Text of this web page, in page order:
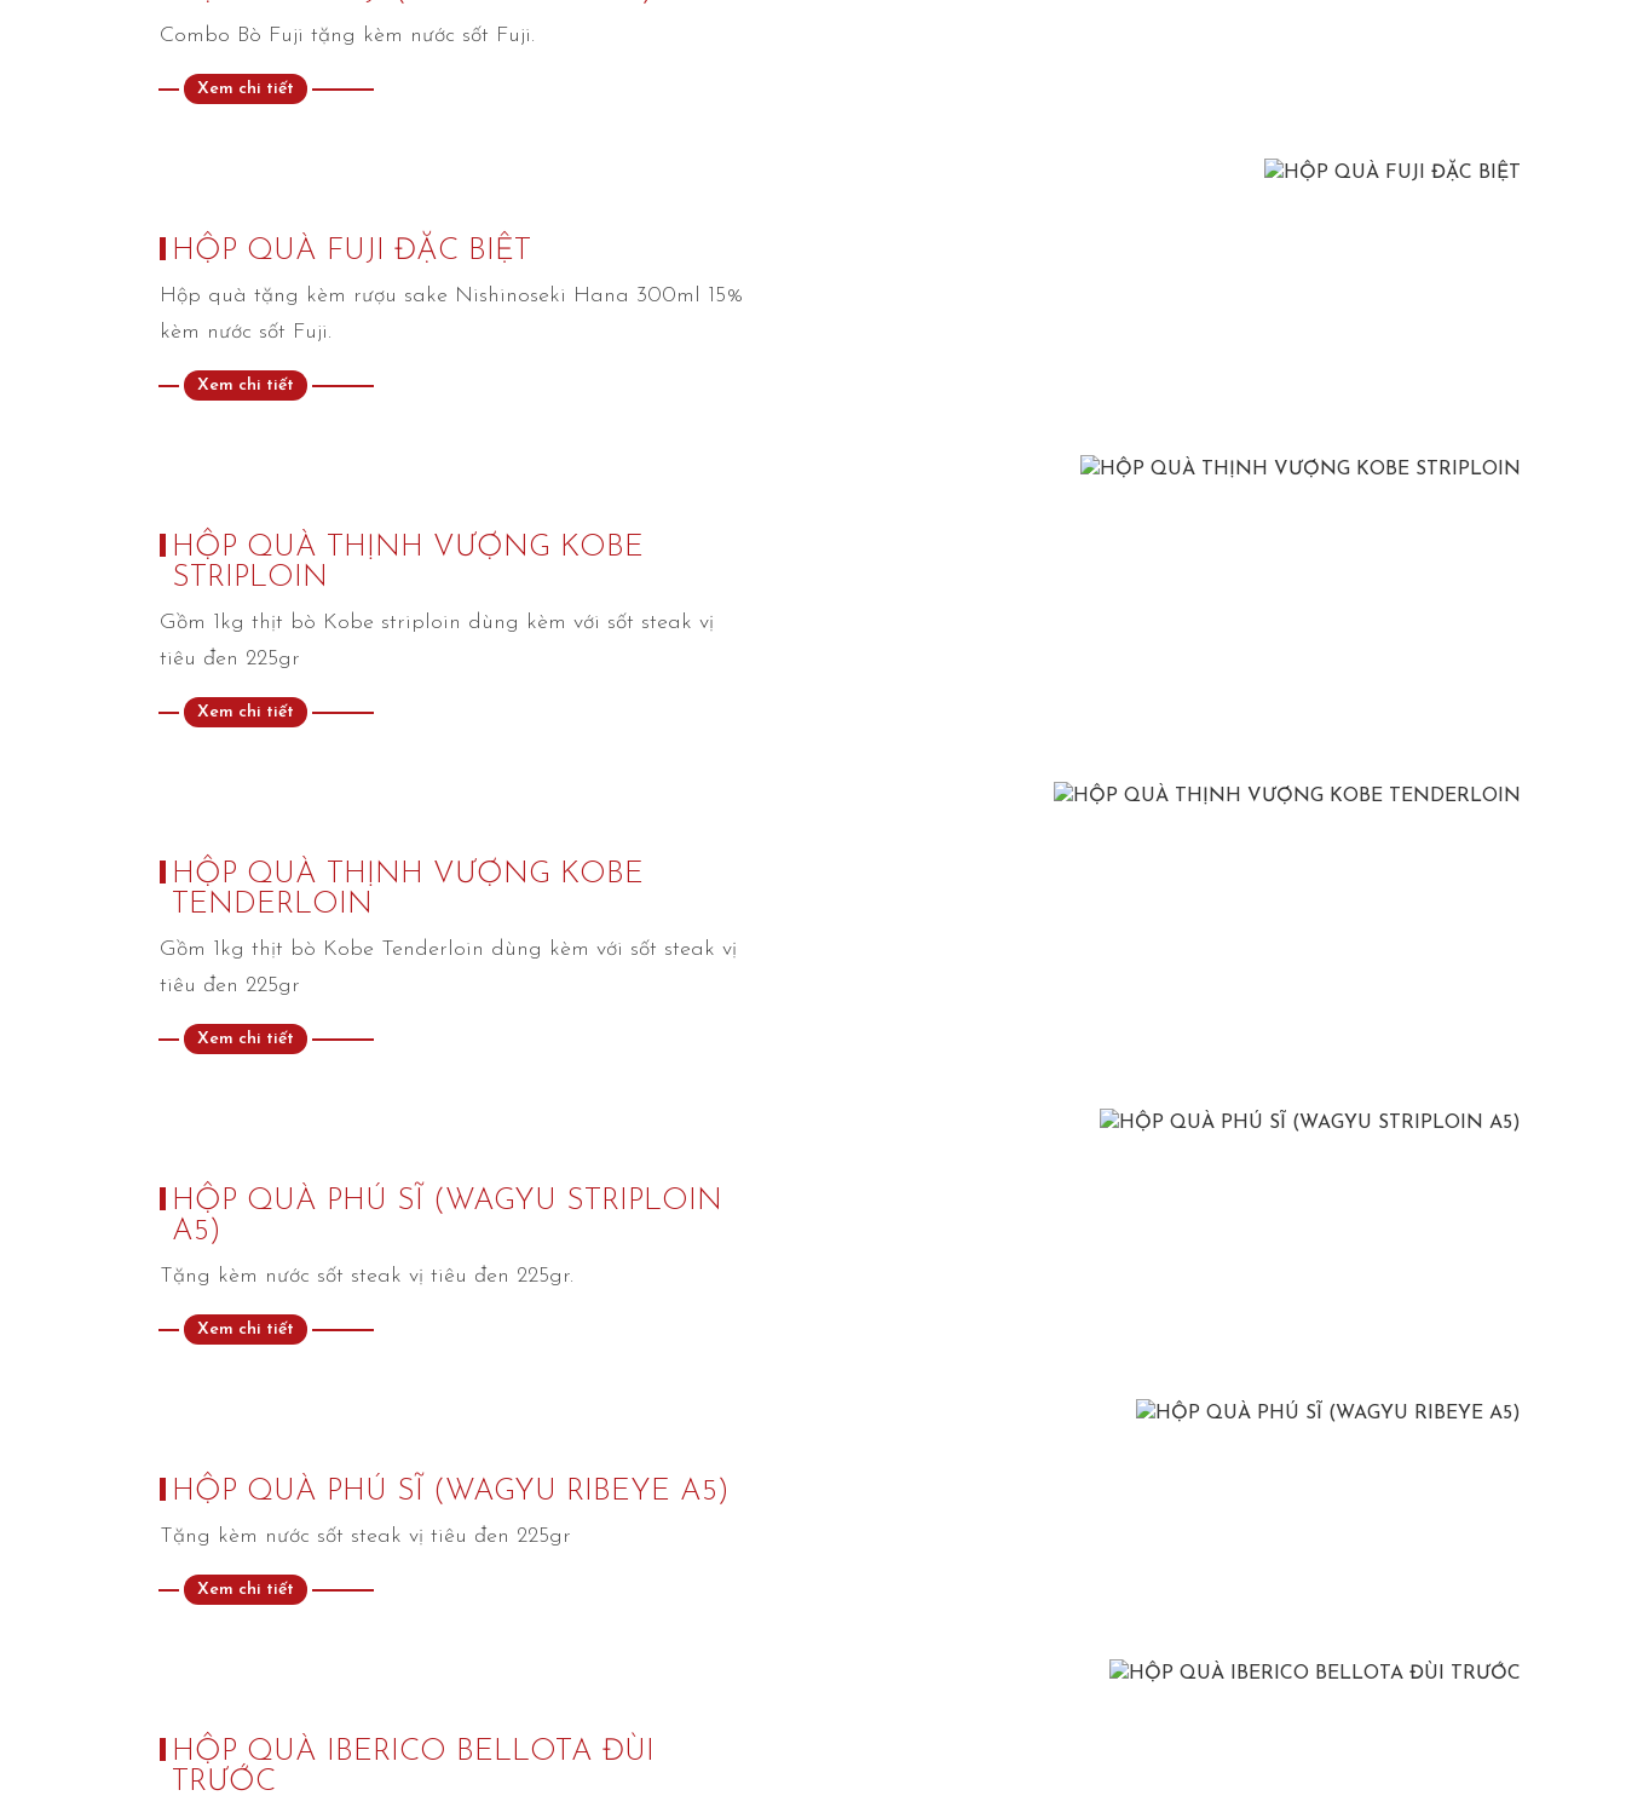
Combo Bò Fuji tặng kèm nước sốt Fuji.
Xem chi tiết
HỘP QUÀ FUJI ĐẶC BIỆT
Hộp quà tặng kèm rượu sake Nishinoseki Hana 300ml 15%
kèm nước sốt Fuji.
Xem chi tiết
HỘP QUÀ THỊNH VƯỢNG KOBE
STRIPLOIN
Gồm 1kg thịt bò Kobe striploin dùng kèm với sốt steak vị
tiêu đen 225gr
Xem chi tiết
HỘP QUÀ THỊNH VƯỢNG KOBE
TENDERLOIN
Gồm 1kg thịt bò Kobe Tenderloin dùng kèm với sốt steak vị
tiêu đen 225gr
Xem chi tiết
HỘP QUÀ PHÚ SĨ (WAGYU STRIPLOIN
A5)
Tặng kèm nước sốt steak vị tiêu đen 225gr.
Xem chi tiết
HỘP QUÀ PHÚ SĨ (WAGYU RIBEYE A5)
Tặng kèm nước sốt steak vị tiêu đen 225gr
Xem chi tiết
HỘP QUÀ IBERICO BELLOTA ĐÙI
TRƯỚC